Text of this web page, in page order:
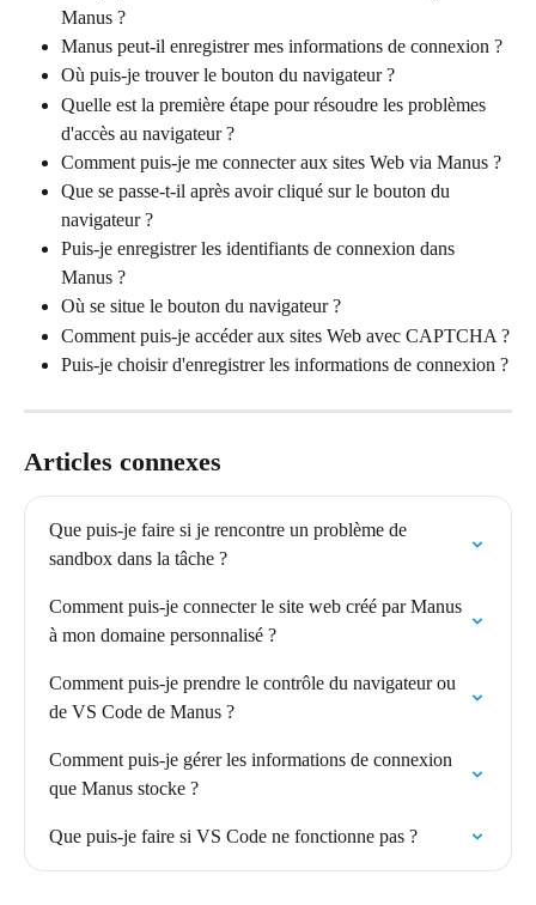
Manus ?
Manus peut-il enregistrer mes informations de connexion ?
Où puis-je trouver le bouton du navigateur ?
Quelle est la première étape pour résoudre les problèmes
d'accès au navigateur ?
Comment puis-je me connecter aux sites Web via Manus ?
Que se passe-t-il après avoir cliqué sur le bouton du
navigateur ?
Puis-je enregistrer les identifiants de connexion dans
Manus ?
Où se situe le bouton du navigateur ?
Comment puis-je accéder aux sites Web avec CAPTCHA ?
Puis-je choisir d'enregistrer les informations de connexion ?
Articles connexes
Que puis-je faire si je rencontre un problème de
sandbox dans la tâche ?
Comment puis-je connecter le site web créé par Manus
à mon domaine personnalisé ?
Comment puis-je prendre le contrôle du navigateur ou
de VS Code de Manus ?
Comment puis-je gérer les informations de connexion
que Manus stocke ?
Que puis-je faire si VS Code ne fonctionne pas ?